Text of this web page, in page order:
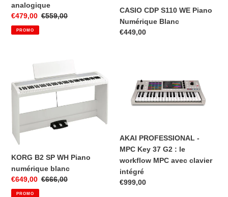
analogique
Prix
réduit
€479,00 Prix
€559,00
PROMO
CASIO CDP S110 WE Piano
Numérique Blanc
Prix
€449,00
KORG
SP
WH
blanc
KORG B2 SP WH Piano
numérique blanc
Prix
réduit
€649,00 Prix
€666,00
PROMO
MPC
:
le
workflow
MPC
AKAI PROFESSIONAL -
MPC Key 37 G2 : le
workflow MPC avec clavier
intégré
Prix
€999,00